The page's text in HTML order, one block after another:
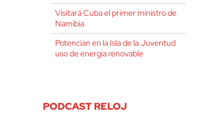
Visitará Cuba el primer ministro de
Namibia
Potencian en la Isla de la Juventud
uso de energía renovable
PODCAST RELOJ